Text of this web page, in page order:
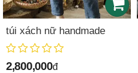
túi xách nữ handmade
2,800,000đ